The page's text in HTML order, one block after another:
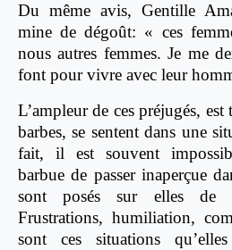
Du même avis, Gentille
mine de dégoût: « ces
nous autres femmes. Je me
font pour vivre avec leur
L’ampleur de ces préjugés,
barbes, se sentent dans une
fait, il est souvent
barbue de passer inaperçue
sont posés sur elles de
Frustrations, humiliation,
sont ces situations